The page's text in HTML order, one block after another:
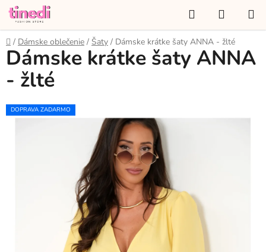
Prejsť
obsah
Hľadať
KOŠÍK
Domov
/ Dámske oblečenie / Šaty / Dámske krátke šaty ANNA - žlté
Dámske krátke šaty ANNA
- žlté
DOPRAVA ZADARMO